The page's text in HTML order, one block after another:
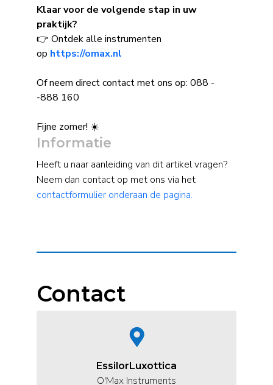
Klaar voor de volgende stap in uw
praktijk?
👉 Ontdek alle instrumenten
op https://omax.nl
Of neem direct contact met ons op: 088 -
-888 160
Fijne zomer! ☀️
Informatie
Heeft u naar aanleiding van dit artikel vragen?
Neem dan contact op met ons via het
contactformulier onderaan de pagina.
Contact
EssilorLuxottica
O'Max Instruments